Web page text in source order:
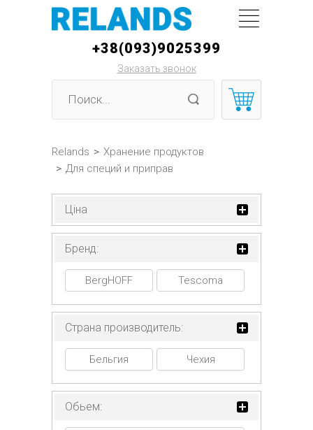
+38(093)9025399
Заказать звонок
Relands > Хранение продуктов
> Для специй и приправ
Ціна
Бренд:
BergHOFF Tescoma
Страна производитель:
Бельгия Чехия
Обьем: